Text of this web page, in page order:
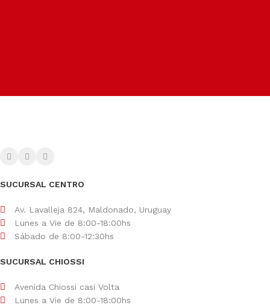
SUCURSAL CENTRO
Av. Lavalleja 824, Maldonado, Uruguay
Lunes a Vie de 8:00-18:00hs
Sábado de 8:00-12:30hs
SUCURSAL CHIOSSI
Avenida Chiossi casi Volta
Lunes a Vie de 8:00-18:00hs